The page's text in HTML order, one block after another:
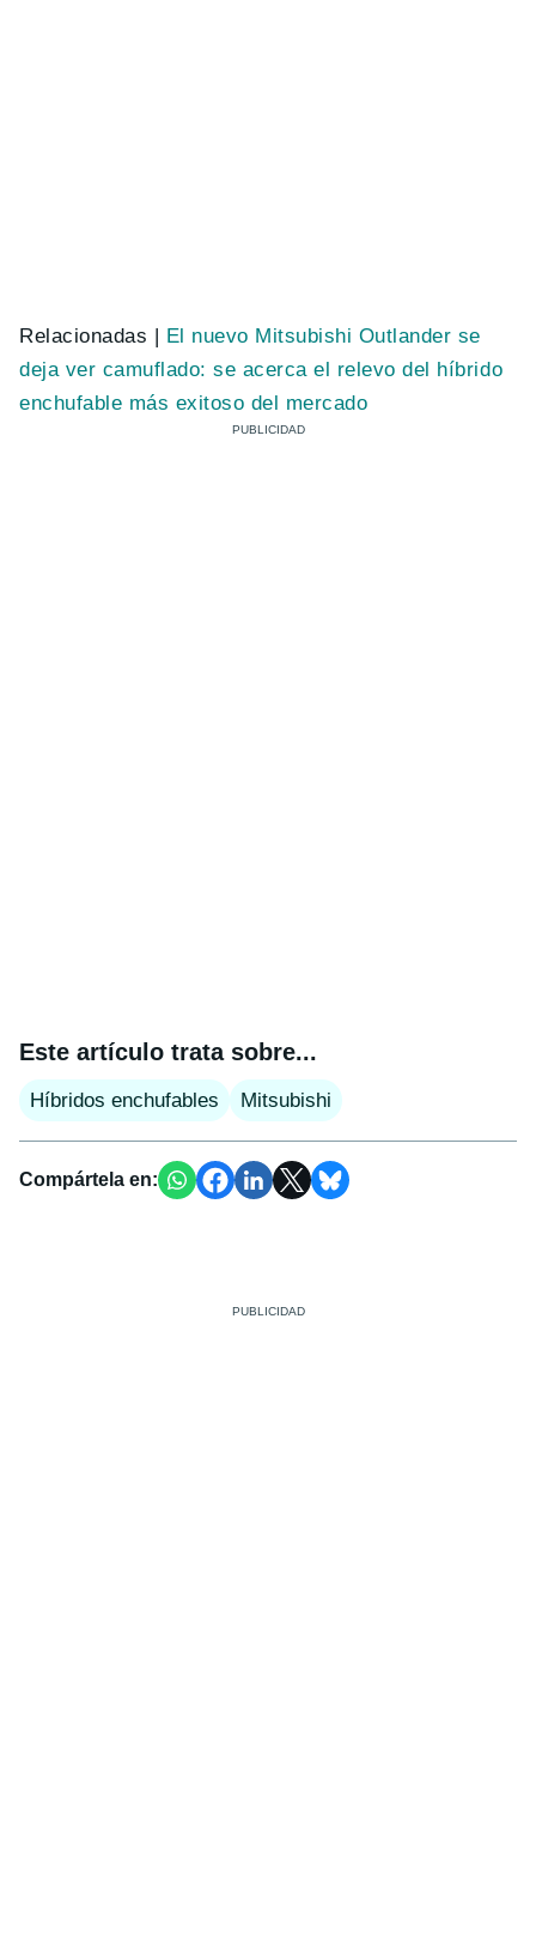
Relacionadas |
El nuevo Mitsubishi Outlander se
deja ver camuflado: se acerca el relevo del híbrido
enchufable más exitoso del mercado
Este artículo trata sobre...
Híbridos enchufables Mitsubishi
Compártela en: